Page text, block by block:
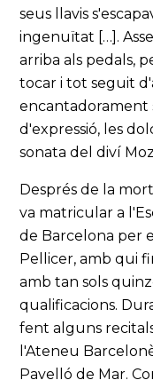
seus llavis
ingenuïtat […].
arriba als pedals,
tocar i tot seguit
encantadorament
d'expressió, les
sonata del diví
Després de la
va matricular a
de Barcelona per
Pellicer, amb qui
amb tan sols
qualificacions.
fent alguns
l'Ateneu
Pavelló de Mar.